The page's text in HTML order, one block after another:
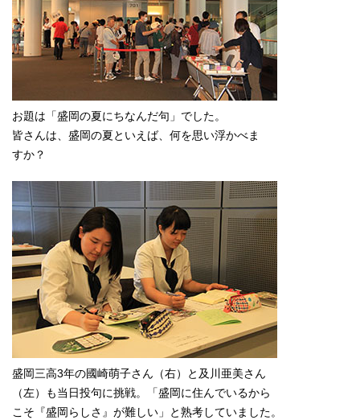
お題は「盛岡の夏にちなんだ句」でした。
皆さんは、盛岡の夏といえば、何を思い浮かべま
すか？
盛岡三高3年の國崎萌子さん（右）と及川亜美さん
（左）も当日投句に挑戦。「盛岡に住んでいるから
こそ『盛岡らしさ』が難しい」と熟考していました。